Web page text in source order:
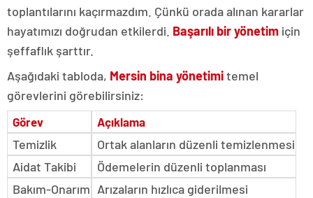
toplantılarını kaçırmazdım. Çünkü orada alınan kararlar
hayatımızı doğrudan etkilerdi. Başarılı bir yönetim için
şeffaflık şarttır.
Aşağıdaki tabloda, Mersin bina yönetimitemel
görevlerini görebilirsiniz:
Görev Açıklama
Temizlik
Ortak alanların düzenli temizlenmesi
Aidat Takibi
Ödemelerin düzenli toplanması
Bakım-Onarım Arızaların hızlıca giderilmesi